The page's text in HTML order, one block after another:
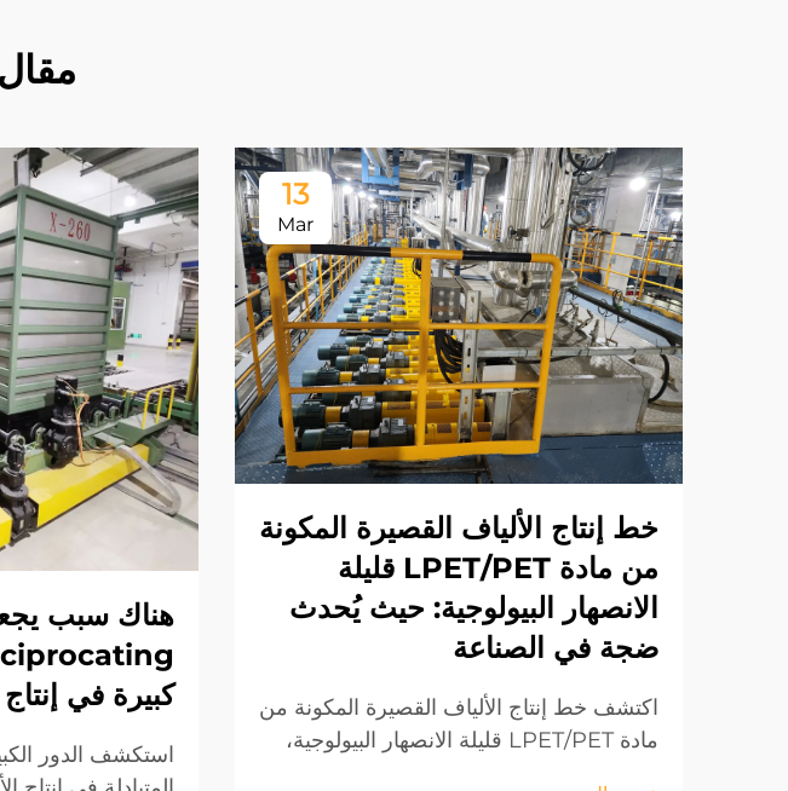
13
Mar
خط إنتاج الألياف القصيرة المكونة
من مادة LPET/PET قليلة
الانصهار البيولوجية: حيث يُحدث
ضجة في الصناعة
اكتشف خط إنتاج الألياف القصيرة المكونة من
مادة LPET/PET قليلة الانصهار البيولوجية،
كبيرة في إنتاج
استكشف الدور